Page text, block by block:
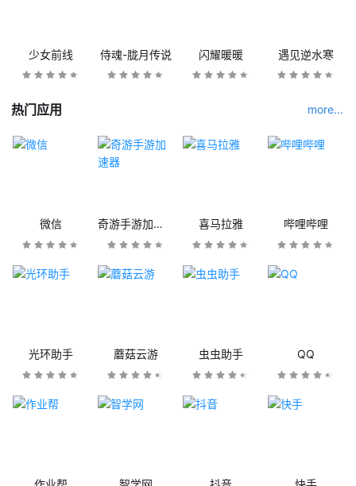
少女前线 侍魂-胧月传说 闪耀暖暖 遇见逆水寒
热门应用 more...
微信 奇游手游加速器 喜马拉雅 哔哩哔哩
光环助手 蘑菇云游 虫虫助手 QQ